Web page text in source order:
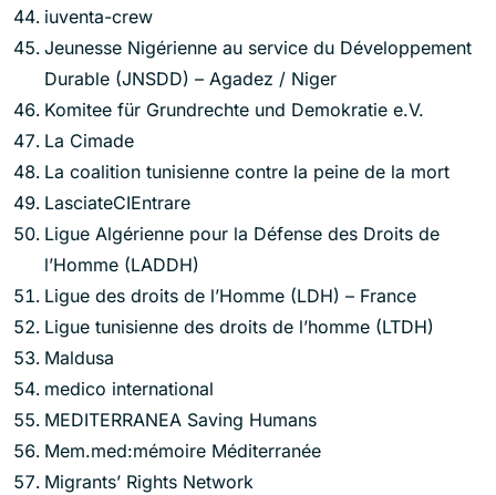
iuventa-crew
Jeunesse Nigérienne au service du Développement
Durable (JNSDD) – Agadez / Niger
Komitee für Grundrechte und Demokratie e.V.
La Cimade
La coalition tunisienne contre la peine de la mort
LasciateCIEntrare
Ligue Algérienne pour la Défense des Droits de
l’Homme (LADDH)
Ligue des droits de l’Homme (LDH) – France
Ligue tunisienne des droits de l’homme (LTDH)
Maldusa
medico international
MEDITERRANEA Saving Humans
Mem.med:mémoire Méditerranée
Migrants’ Rights Network